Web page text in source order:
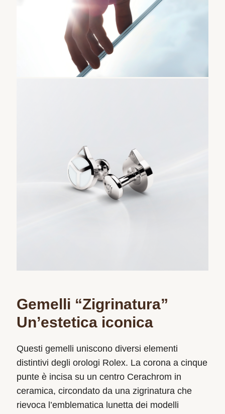
Gemelli “Zigrinatura”
Un’estetica iconica
Questi gemelli uniscono diversi elementi
distintivi degli orologi Rolex. La corona a cinque
punte è incisa su un centro Cerachrom in
ceramica, circondato da una zigrinatura che
rievoca l’emblematica lunetta dei modelli